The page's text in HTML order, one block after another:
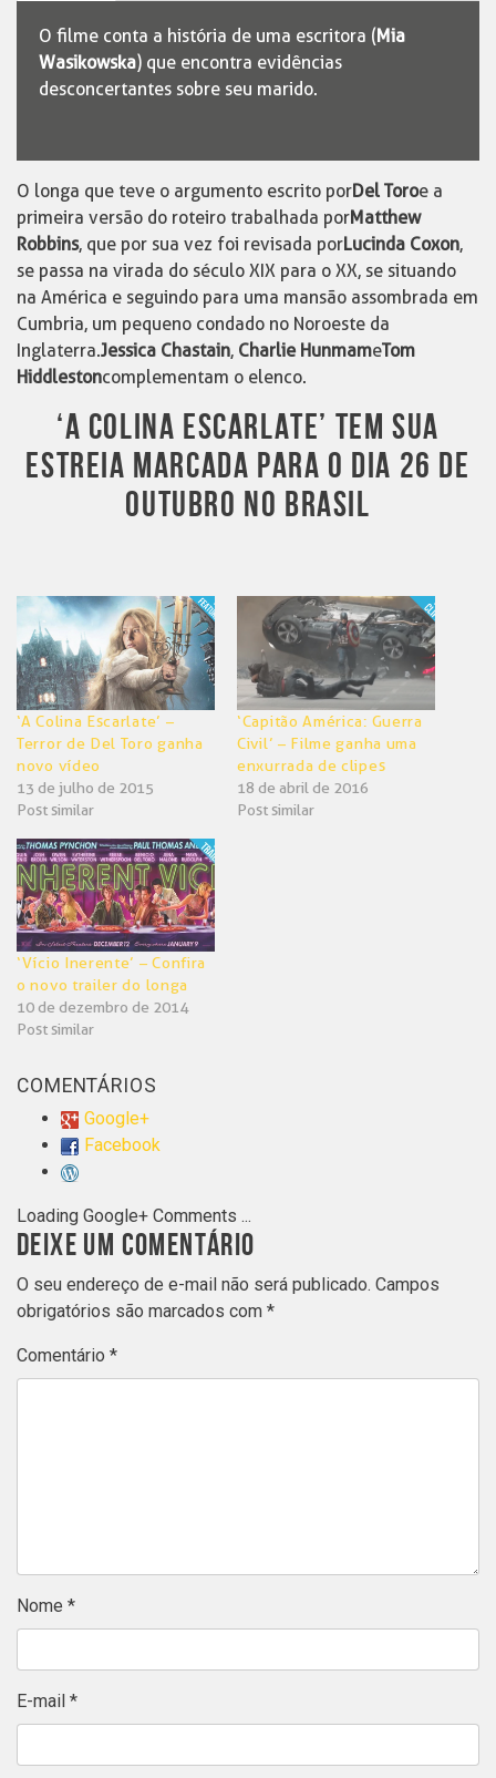
O filme conta a história de uma escritora ( Mia
Wasikowska) que encontra evidências
desconcertantes sobre seu marido.
O longa que teve o argumento escrito porDel Toroe a
primeira versão do roteiro trabalhada porMatthew
Robbins, que por sua vez foi revisada porLucinda Coxon,
se passa na virada do século XIX para o XX, se situando
na América e seguindo para uma mansão assombrada em
Cumbria, um pequeno condado no Noroeste da
Inglaterra.Jessica Chastain, Charlie HunmameTom
Hiddlestoncomplementam o elenco.
‘A COLINA ESCARLATE’ TEM SUA
ESTREIA MARCADA PARA O DIA 26 DE
OUTUBRO NO BRASIL
‘A Colina Escarlate’ –
Terror de Del Toro ganha
novo vídeo
13 de julho de 2015
Post similar
‘Capitão América: Guerra
Civil’ – Filme ganha uma
enxurrada de clipes
18 de abril de 2016
Post similar
‘Vício Inerente’ – Confira
o novo trailer do longa
10 de dezembro de 2014
Post similar
COMENTÁRIOS
Google+
Facebook
Loading Google+ Comments ...
DEIXE UM COMENTÁRIO
O seu endereço de e-mail não será publicado. Campos
obrigatórios são marcados com *
Comentário *
Nome *
E-mail *